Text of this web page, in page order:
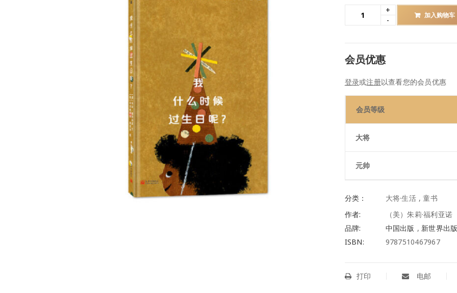
加入购物车
会员优惠
登录或注册以查看您的会员优惠
会员等级
大将
元帅
分类： 大将·生活 ,童书
作者:
（美）朱莉·福利亚诺
品牌:
中国出版 , 新世界出
ISBN:
9787510467967
打印 电邮